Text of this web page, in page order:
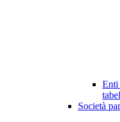
Enti
Società